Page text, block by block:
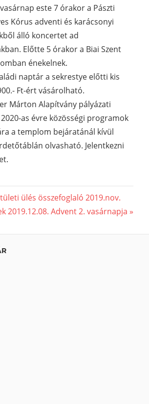
este 7 órakor a Pászti
Kórus adventi és karácsonyi
álló koncertet ad
Előtte 5 órakor a Biai Szent
énekelnek.
naptár a sekrestye előtti kis
Ft-ért vásárolható.
Márton Alapítvány pályázati
as évre közösségi programok
a templom bejáratánál kívül
olvasható. Jelentkezni
ülés összefoglaló 2019.nov.
2019.12.08. Advent 2. vasárnapja